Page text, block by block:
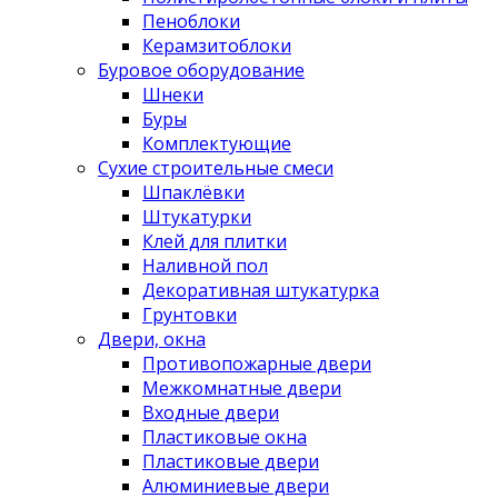
Пеноблоки
Керамзитоблоки
Буровое оборудование
Шнеки
Буры
Комплектующие
Сухие строительные смеси
Шпаклёвки
Штукатурки
Клей для плитки
Наливной пол
Декоративная штукатурка
Грунтовки
Двери, окна
Противопожарные двери
Межкомнатные двери
Входные двери
Пластиковые окна
Пластиковые двери
Алюминиевые двери